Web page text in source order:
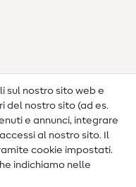
sul nostro sito web e
del nostro sito (ad es.
e annunci, integrare
al nostro sito. Il
cookie impostati.
indichiamo nelle